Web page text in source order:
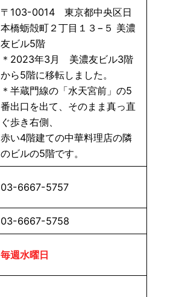
〒103-0014 東京都中央区日
本橋蛎殻町２丁目１３−５ 美濃
友ビル5階
＊2023年3月 美濃友ビル3階
から5階に移転しました。
＊半蔵門線の「水天宮前」の5
番出口を出て、そのまま真っ直
ぐ歩き右側、
赤い4階建ての中華料理店の隣
のビルの5階です。
03-6667-5757
03-6667-5758
毎週水曜日